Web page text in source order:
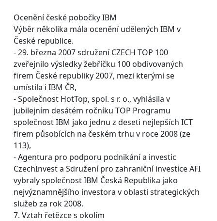
Ocenění české pobočky IBM
Výběr několika mála ocenění udělených IBM v
České republice.
- 29. března 2007 sdružení CZECH TOP 100
zveřejnilo výsledky žebříčku 100 obdivovaných
firem České republiky 2007, mezi kterými se
umístila i IBM ČR,
- Společnost HotTop, spol. s r. o., vyhlásila v
jubilejním desátém ročníku TOP Programu
společnost IBM jako jednu z deseti nejlepších ICT
firem působících na českém trhu v roce 2008 (ze
113),
- Agentura pro podporu podnikání a investic
CzechInvest a Sdružení pro zahraniční investice AFI
vybraly společnost IBM Česká Republika jako
nejvýznamnějšího investora v oblasti strategických
služeb za rok 2008.
7. Vztah řetězce s okolím